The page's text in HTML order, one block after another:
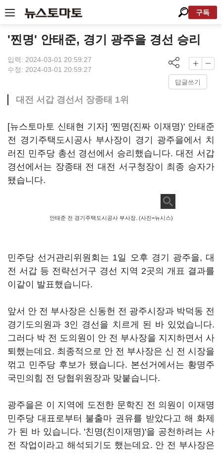
구독
'찐명' 안태준, 경기 광주을 경선 승리
입력: 2024-03-01 20:59:27
수정: 2024-03-01 20:59:27
답글쓰기
대전 서갑 경선서 장종태 1위
[뉴스토마토 신태현 기자] '찐명(진짜 이재명)' 안태준
전 경기주택도시공사 부사장이 경기 광주을에서 치
러진 민주당 총선 경선에서 승리했습니다. 대전 서갑
경선에서는 장종태 전 대전 서구청장이 최종 승자가
됐습니다.
안태준 전 경기주택도시공사 부사장. (사진=뉴시스)
민주당 선거관리위원회는 1일 오후 경기 광주을, 대
전 서갑 등 전략선거구 경선 지역 2곳의 개표 결과를
이같이 발표했습니다.
앞서 안 전 부사장은 신동헌 전 광주시장과 박덕동 전
경기도의원과 3인 경선을 치르게 된 바 있었습니다.
그러다 박 전 도의원이 안 전 부사장을 지지하면서 사
퇴했는데요. 최종적으로 안 전 부사장은 신 전 시장을
꺾고 민주당 후보가 됐습니다. 본선거에서는 황명주
국민의힘 전 당협위원장과 맞붙습니다.
광주을은 이 지역에 도전한 문학진 전 의원이 이재명
민주당 대표로부터 불출마 권유를 받았다고 해 화제
가 된 바 있습니다. '친명(친이재명)'을 공천하려는 사
전 작업이라고 해석되기도 했는데요. 안 전 부사장은